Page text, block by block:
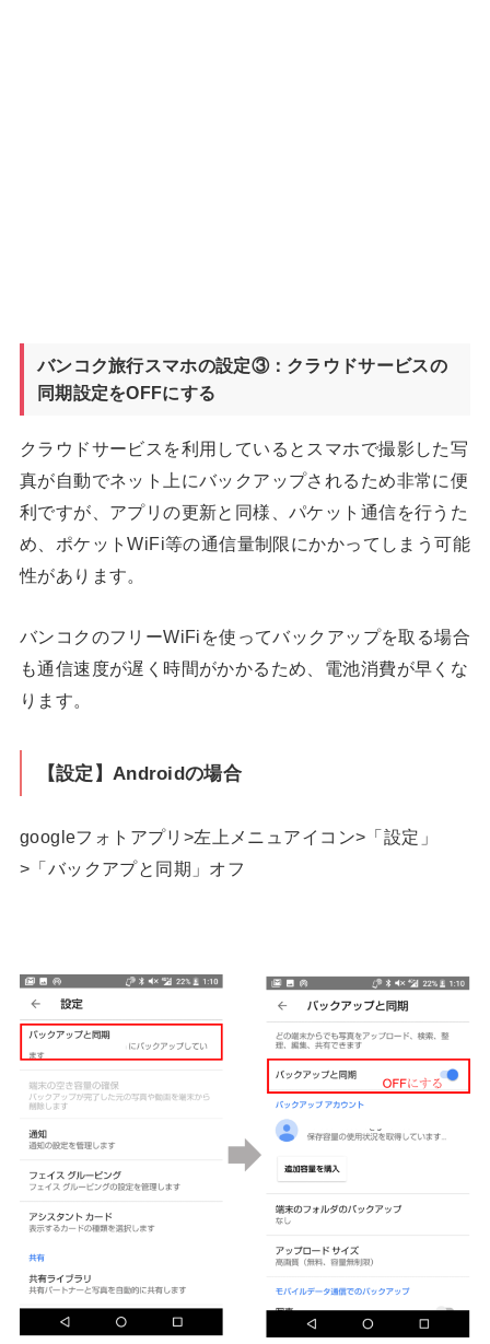
バンコク旅行スマホの設定③：クラウドサービスの
同期設定をOFFにする
クラウドサービスを利用しているとスマホで撮影した写
真が自動でネット上にバックアップされるため非常に便
利ですが、アプリの更新と同様、パケット通信を行うた
め、ポケットWiFi等の通信量制限にかかってしまう可能
性があります。
バンコクのフリーWiFiを使ってバックアップを取る場合
も通信速度が遅く時間がかかるため、電池消費が早くな
ります。
【設定】Androidの場合
googleフォトアプリ>左上メニュアイコン>「設定」
>「バックアプと同期」オフ